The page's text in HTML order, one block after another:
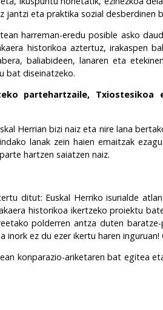
eta praktika sozial desberdinen
harreman-eredu posible asko
historikoa aztertuz, irakaspen
baliabideen, lanaren eta
bat diseinatzeko.
partehartzaile, Txiostesikoa
Herrian bizi naiz eta nire lana
lanak zein haien emaitzak
hartzen saiatzen naiz.
ditut: Euskal Herriko isurialde
historikoa ikertzeko proiektu
polderren antza duten
ez du ezer ikertu haren
konparazio-ariketaren bat egitea